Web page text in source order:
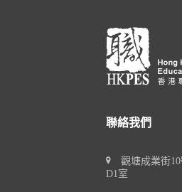
聯絡我們
觀塘成業街10
D1室